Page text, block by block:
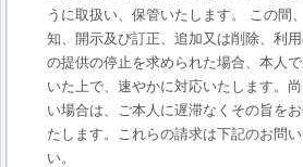
うに取扱い、保管いたします。 この間
知、開示及び訂正、追加又は削除、利
の提供の停止を求められた場合、本人
いた上で、速やかに対応いたします。
い場合は、ご本人に遅滞なくその旨を
たします。これらの請求は下記のお問
い。